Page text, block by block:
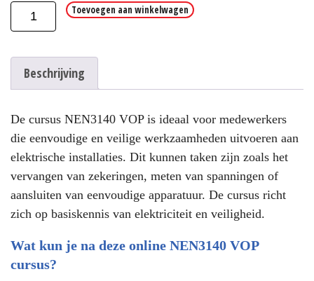
Online
VOP
aantal
Toevoegen aan winkelwagen
Beschrijving
De cursus NEN3140 VOP is ideaal voor medewerkers
die eenvoudige en veilige werkzaamheden uitvoeren aan
elektrische installaties. Dit kunnen taken zijn zoals het
vervangen van zekeringen, meten van spanningen of
aansluiten van eenvoudige apparatuur. De cursus richt
zich op basiskennis van elektriciteit en veiligheid.
Wat kun je na deze online NEN3140 VOP
cursus?